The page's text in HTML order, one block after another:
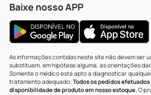
Baixe nosso APP
As informações contidas neste site não devem ser
substituem, em hipótese alguma, as orientações
Somente o médico está apto a diagnosticar
tratamento adequado. Todos os pedidos
disponibilidade de produto em nosso estoque.O